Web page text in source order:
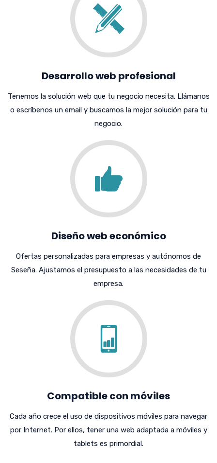
Desarrollo web profesional
Tenemos la solución web que tu negocio necesita. Llámanos
o escríbenos un email y buscamos la mejor solución para tu
negocio.
Diseño web económico
Ofertas personalizadas para empresas y autónomos de
Seseña. Ajustamos el presupuesto a las necesidades de tu
empresa.
Compatible con móviles
Cada año crece el uso de dispositivos móviles para navegar
por Internet. Por ellos, tener una web adaptada a móviles y
tablets es primordial.